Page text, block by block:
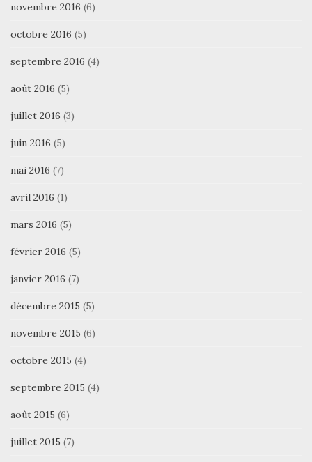
novembre 2016 (6)
octobre 2016 (5)
septembre 2016 (4)
août 2016 (5)
juillet 2016 (3)
juin 2016 (5)
mai 2016 (7)
avril 2016 (1)
mars 2016 (5)
février 2016 (5)
janvier 2016 (7)
décembre 2015 (5)
novembre 2015 (6)
octobre 2015 (4)
septembre 2015 (4)
août 2015 (6)
juillet 2015 (7)